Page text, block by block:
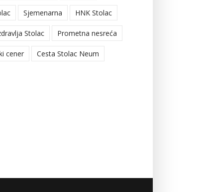
Sjemenarna HNK Stolac
Stolac Prometna nesreća
cener Cesta Stolac Neum